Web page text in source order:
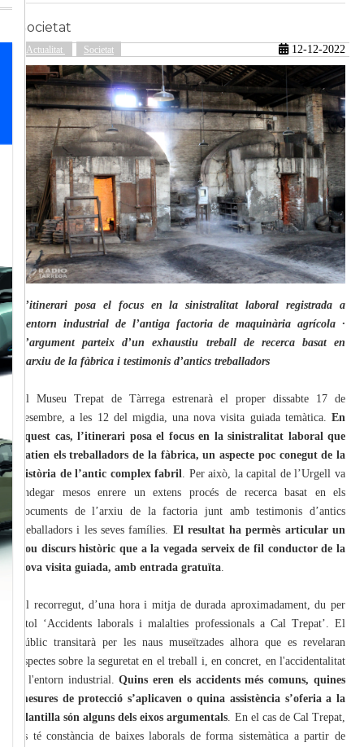
Societat
Actualitat Societat 12-12-2022
L’itinerari posa el focus en la sinistralitat laboral registrada a
l’entorn industrial de l’antiga factoria de maquinària agrícola ·
L’argument parteix d’un exhaustiu treball de recerca basat en
l’arxiu de la fàbrica i testimonis d’antics treballadors
El Museu Trepat de Tàrrega estrenarà el proper dissabte 17 de
desembre, a les 12 del migdia, una nova visita guiada temàtica. En
aquest cas, l’itinerari posa el focus en la sinistralitat laboral que
patien els treballadors de la fàbrica, un aspecte poc conegut de la
història de l’antic complex fabril
. Per això, la capital de l’Urgell va
endegar mesos enrere un extens procés de recerca basat en els
documents de l’arxiu de la factoria junt amb testimonis d’antics
treballadors i les seves famílies. El resultat ha permès articular un
nou discurs històric que a la vegada serveix de fil conductor de la
nova visita guiada, amb entrada gratuïta
El recorregut, d’una hora i mitja de durada aproximadament, du per
títol ‘Accidents laborals i malalties professionals a Cal Trepat’. El
públic transitarà per les naus museïtzades alhora que es revelaran
aspectes sobre la seguretat en el treball i, en concret, en l'accidentalitat
a l'entorn industrial.Quins eren els accidents més comuns, quines
mesures de protecció s’aplicaven o quina assistència s’oferia a la
plantilla són alguns dels eixos argumentals . En el cas de Cal Trepat,
es té constància de baixes laborals de forma sistemàtica a partir de